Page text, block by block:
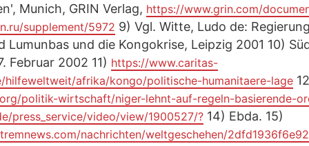
Munich, GRIN Verlag, https://www.grin.com/
supplement/5972 9) Vgl. Witte, Ludo de:
Lumunbas und die Kongokrise, Leipzig 2001 10)
Februar 2002 11) https://www.caritas-
hilfeweltweit/afrika/kongo/politische-humanitaere-lage
politik-wirtschaft/niger-lehnt-auf-regeln-basierende-
press_service/video/view/1900527/? 14) Ebda. 15)
nachrichten/weltgeschehen/